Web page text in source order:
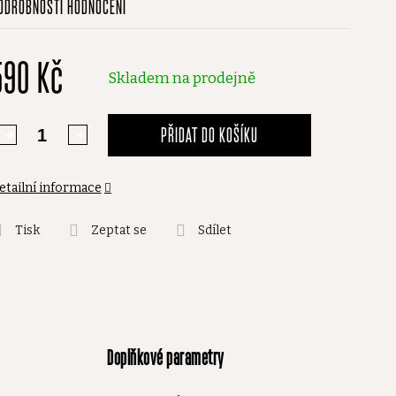
HODNOCENÍ
Kč Skladem na prodejně
PŘIDAT DO KOŠÍKU
informace
Tisk Zeptat se Sdílet
Doplňkové parametry